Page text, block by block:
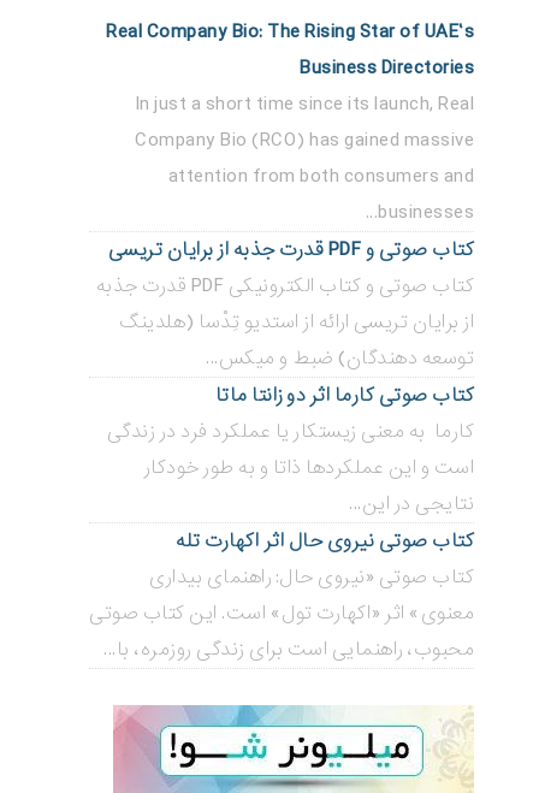
Real Company Bio: The Rising Star of UAE’s
Business Directories
In just a short time since its launch, Real
Company Bio (RCO) has gained massive
attention from both consumers and
businesses...
کتاب صوتی و PDF قدرت جذبه از برایان تریسی
کتاب صوتی و کتاب الکترونیکی PDF قدرت جذبه
از برایان تریسی ارائه از استدیو تِدْسا (هلدینگ
توسعه دهندگان) ضبط و میکس...
کتاب صوتی کارما اثر دو زانتا ماتا
کارما به معنی زیستکار یا عملکرد فرد در زندگی
است و این عملکردها ذاتا و به طور خودکار
نتایجی در این...
کتاب صوتی نیروی حال اثر اکهارت تله
کتاب صوتی «نیروی حال: راهنمای بیداری
معنوی» اثر «اکهارت تول» است. این کتاب صوتی
محبوب، راهنمایی است برای زندگی روزمره، با...